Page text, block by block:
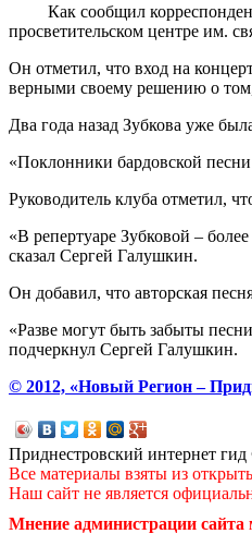
Как сообщил
просветительском центре им.
Он отметил, что вход на
верными своему решению о
Два года назад Зубкова уже
«Поклонники бардовской
Руководитель клуба отметил,
«В репертуаре Зубковой –
сказал Сергей Галушкин.
Он добавил, что авторская
«Разве могут быть забыты
подчеркнул Сергей Галушкин.
© 2012, «Новый Регион –
Приднестровский интернет
Все материалы взяты из
Наш сайт не является
Мнение администрации сайта